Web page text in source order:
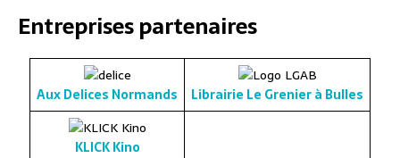
Entreprises partenaires
Aux Delices Normands Librairie Le Grenier à Bulles
KLICK Kino